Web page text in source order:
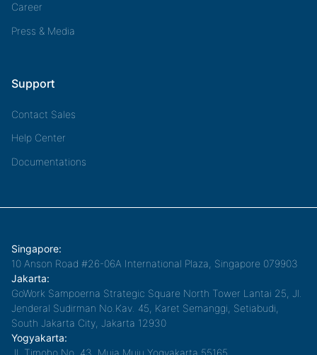
Career
Press & Media
Support
Contact Sales
Help Center
Documentations
Singapore:
10 Anson Road #26-06A International Plaza, Singapore 079903
Jakarta:
GoWork Sampoerna Strategic Square North Tower Lantai 25, Jl.
Jenderal Sudirman No.Kav. 45, Karet Semanggi, Setiabudi,
South Jakarta City, Jakarta 12930
Yogyakarta:
Jl. Timoho No. 43, Muja Muju,Yogyakarta 55165